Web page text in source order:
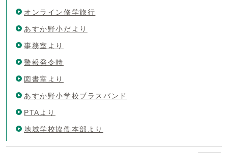
オンライン修学旅行
あすか野小だより
事務室より
警報発令時
図書室より
あすか野小学校ブラスバンド
PTAより
地域学校協働本部より